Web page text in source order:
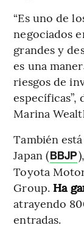
“Es uno de
negociados
grandes y
es una
riesgos de
específicas”,
Marina
También
Japan (BBJP
Toyota
Group. Ha
atrayendo
entradas.